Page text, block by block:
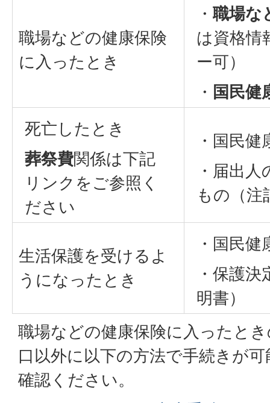
職場などの健康保険
に入ったとき
・ 職場な
は資格情
ー可）
・ 国民健
死亡したとき
葬祭費関係は下記
リンクをご参照く
ださい
・国民
・届出
もの（注
生活保護を受けるよ
うになったとき
・国民
・保護
明書）
職場などの健康保険に入ったと
口以外に以下の方法で手続きが
確認ください。